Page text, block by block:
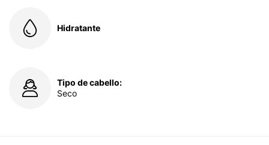
Hidratante
Tipo de cabello:
Seco